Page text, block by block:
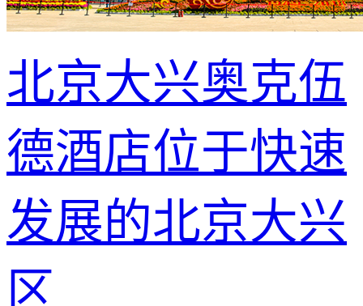
北京大兴奥克伍
德酒店位于快速
发展的北京大兴
区